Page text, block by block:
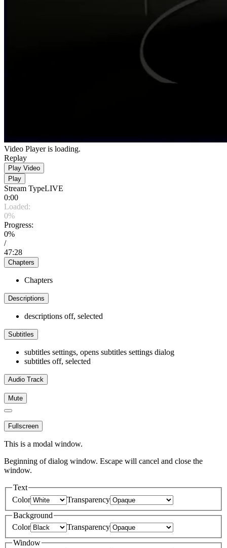
Video Player is loading.
Replay
Play Video
Play
Stream TypeLIVE
0:00
Loaded:
0%
Progress:
0%
/
47:28
Chapters
Chapters
Descriptions
descriptions off, selected
Subtitles
subtitles settings, opens subtitles settings dialog
subtitles off, selected
Audio Track
Mute
Fullscreen
This is a modal window.
Beginning of dialog window. Escape will cancel and close the
window.
Text
Color
Transparency
Background
Color
Transparency
Window